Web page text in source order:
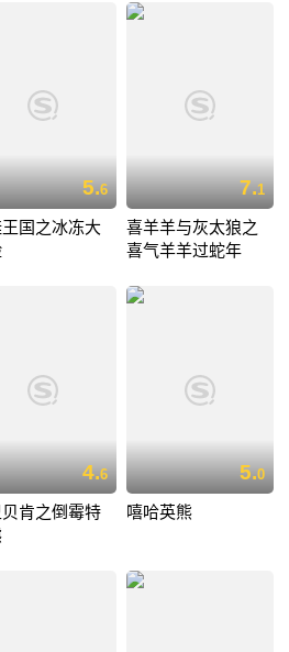
5.6
国之冰冻大
7.1
喜羊羊与灰太狼之
喜气羊羊过蛇年
4.6
肯之倒霉特
5.0
嘻哈英熊